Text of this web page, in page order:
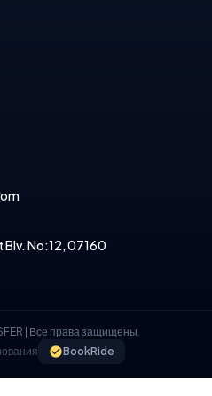
Blv. No:12, 07160
| Все права защищены.
BookRide